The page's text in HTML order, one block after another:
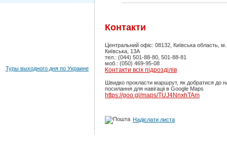
Туры выходного дня по Украине
Контакти
Центральний офіс: 08132, Київська область,
Київська, 13А
тел.: (044) 501-88-80, 501-88-81
моб.: (050) 469-95-08
Контакти всіх підрозділів
Швидко прокласти маршрут, як добратися до
посилання для навігаціі в Google Maps
https://goo.gl/maps/TUJ4NnxhTAm
Надіслати листа